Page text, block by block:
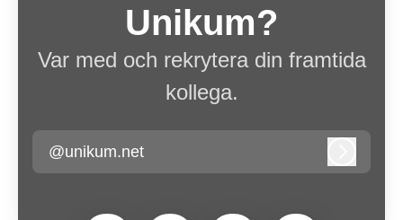
Unikum?
Var med och rekrytera din framtida
kollega.
@unikum.net